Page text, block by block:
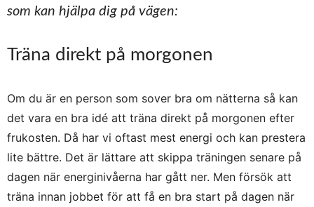
som kan hjälpa dig på vägen:
Träna direkt på morgonen
Om du är en person som sover bra om nätterna så kan
det vara en bra idé att träna direkt på morgonen efter
frukosten. Då har vi oftast mest energi och kan prestera
lite bättre. Det är lättare att skippa träningen senare på
dagen när energinivåerna har gått ner. Men försök att
träna innan jobbet för att få en bra start på dagen när